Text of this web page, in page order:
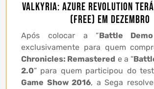
Valkyria: Azure Revolution terá
(free) em Dezembro
Após colocar a “Battle
exclusivamente para quem
Chronicles: Remastered e a “
2.0” para quem participou do
Game Show 2016, a Sega